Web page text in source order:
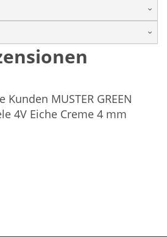
MUSTER GREEN
4V Eiche Creme 4 mm